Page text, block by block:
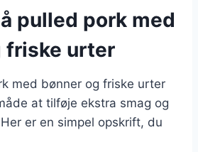
pulled pork med
friske urter
med bønner og friske urter
at tilføje ekstra smag og
er en simpel opskrift, du